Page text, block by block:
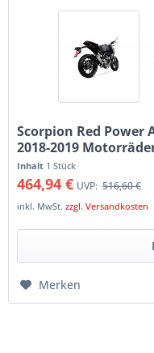
Scorpion Red Power
2018-2019
Inhalt 1 Stück
464,94 € UVP: 516,60 €
inkl. MwSt.zzgl. Versandkosten
Merken